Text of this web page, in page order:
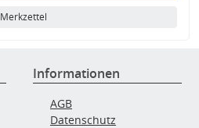
Merkzettel
Informationen
AGB
Datenschutz